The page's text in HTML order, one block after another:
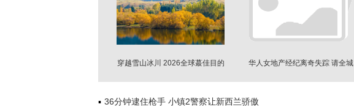
穿越雪山冰川 2026全球蕞佳目的
华人女地产经纪离奇失踪 请全城
36分钟逮住枪手 小镇2警察让新西兰骄傲